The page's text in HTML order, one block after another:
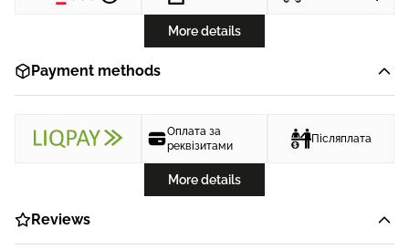
More details
Payment methods
Оплата за
реквізитами
Післяплата
More details
Reviews